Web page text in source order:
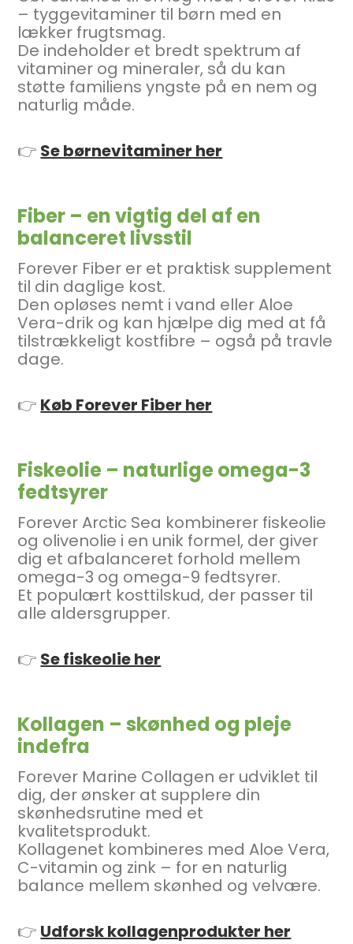
– tyggevitaminer til børn med en
lækker frugtsmag.
De indeholder et bredt spektrum af
vitaminer og mineraler, så du kan
støtte familiens yngste på en nem og
naturlig måde.
👉 Se børnevitaminer her
Fiber – en vigtig del af en
balanceret livsstil
Forever Fiber er et praktisk supplement
til din daglige kost.
Den opløses nemt i vand eller Aloe
Vera-drik og kan hjælpe dig med at få
tilstrækkeligt kostfibre – også på travle
dage.
👉 Køb Forever Fiber her
Fiskeolie – naturlige omega-3
fedtsyrer
Forever Arctic Sea kombinerer fiskeolie
og olivenolie i en unik formel, der giver
dig et afbalanceret forhold mellem
omega-3 og omega-9 fedtsyrer.
Et populært kosttilskud, der passer til
alle aldersgrupper.
👉 Se fiskeolie her
Kollagen – skønhed og pleje
indefra
Forever Marine Collagen er udviklet til
dig, der ønsker at supplere din
skønhedsrutine med et
kvalitetsprodukt.
Kollagenet kombineres med Aloe Vera,
C-vitamin og zink – for en naturlig
balance mellem skønhed og velvære.
👉 Udforsk kollagenprodukter her